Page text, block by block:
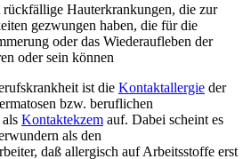
Hauterkrankungen, die zur
gezwungen haben, die für die
oder das Wiederaufleben der
oder sein können
ist die Kontaktallergie der
bzw. beruflichen
Kontaktekzem auf. Dabei scheint es
als den
daß allergisch auf Arbeitsstoffe erst